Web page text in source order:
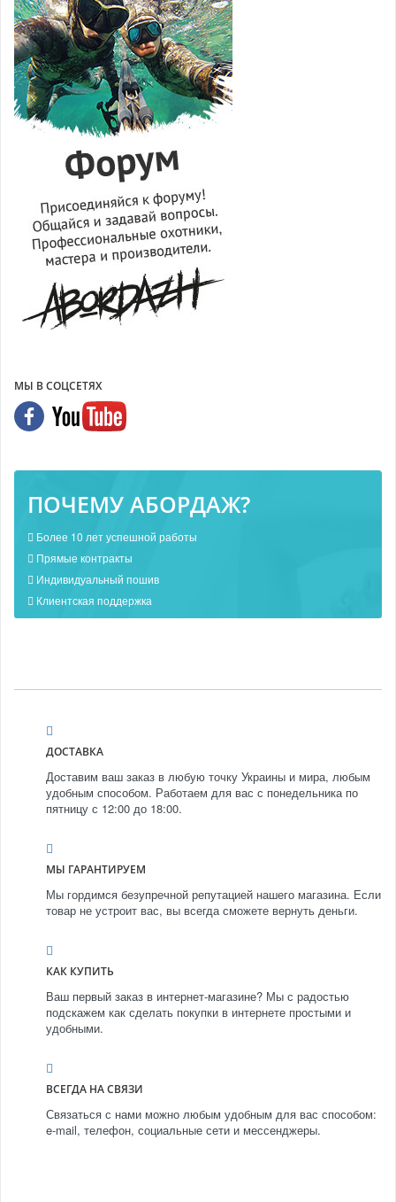
МЫ В СОЦСЕТЯХ
ПОЧЕМУ АБОРДАЖ?
Более 10 лет успешной работы
Прямые контракты
Индивидуальный пошив
Клиентская поддержка
ДОСТАВКА
Доставим ваш заказ в любую точку Украины и мира, любым
удобным способом. Работаем для вас с понедельника по
пятницу с 12:00 до 18:00.
МЫ ГАРАНТИРУЕМ
Мы гордимся безупречной репутацией нашего магазина. Если
товар не устроит вас, вы всегда сможете вернуть деньги.
КАК КУПИТЬ
Ваш первый заказ в интернет-магазине? Мы с радостью
подскажем как сделать покупки в интернете простыми и
удобными.
ВСЕГДА НА СВЯЗИ
Связаться с нами можно любым удобным для вас способом:
e-mail, телефон, социальные сети и мессенджеры.